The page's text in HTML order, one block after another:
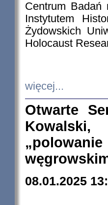
Centrum Badań
Instytutem
Żydowskich
Holocaust
więcej...
Otwarte
08.01.2025